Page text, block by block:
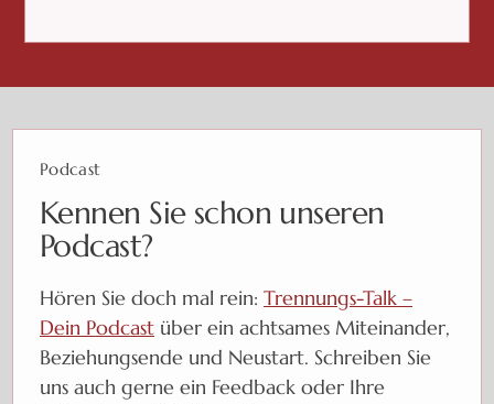
Podcast
Kennen Sie schon unseren
Podcast?
Hören Sie doch mal rein: Trennungs-Talk –
Dein Podcast über ein achtsames Miteinander,
Beziehungsende und Neustart. Schreiben Sie
uns auch gerne ein Feedback oder Ihre